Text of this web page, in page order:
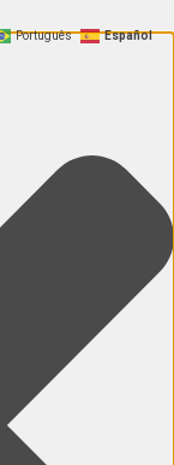
Português Español